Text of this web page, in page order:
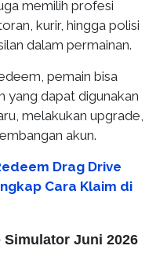
memilih profesi
kurir, hingga polisi
dalam permainan.
pemain bisa
yang dapat digunakan
melakukan upgrade,
akun.
Drag Drive
Cara Klaim di
Simulator Juni 2026